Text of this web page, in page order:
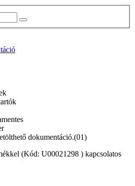
dokumentáció.(01)
(Kód: U00021298 ) kapcsolatos